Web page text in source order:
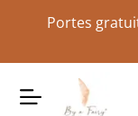
Portes